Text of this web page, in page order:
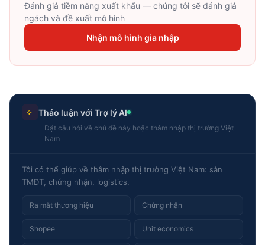
Đánh giá tiềm năng xuất khẩu — chúng tôi sẽ đánh giá
ngách và đề xuất mô hình
Nhận mô hình gia nhập
Thảo luận với Trợ lý AI
Đặt câu hỏi về chủ đề này hoặc thâm nhập thị trường Việt
Nam
Tôi có thể giúp về thâm nhập thị trường Việt Nam: sàn
TMĐT, chứng nhận, logistics.
Ra mắt thương hiệu Chứng nhận
Shopee Unit economics